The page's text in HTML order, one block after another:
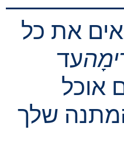
את כל
עד
האם אוכל
שלך